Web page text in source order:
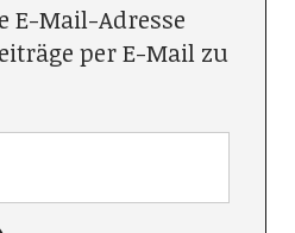
E-Mail-Adresse
per E-Mail zu